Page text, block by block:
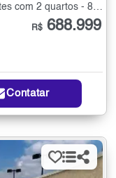
R$ 688.999
Contatar